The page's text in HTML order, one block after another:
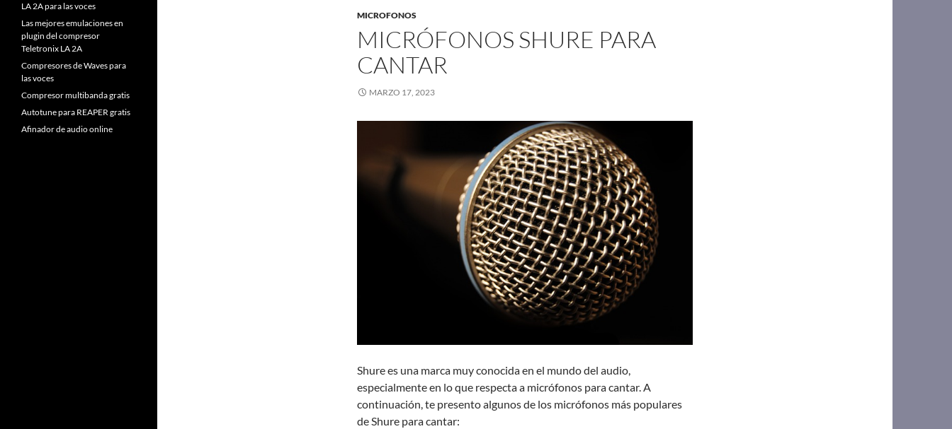
MICROFONOS
MICRÓFONOS SHURE PARA
CANTAR
MARZO 17, 2023
Shure es una marca muy conocida en el mundo del audio,
especialmente en lo que respecta a micrófonos para cantar. A
continuación, te presento algunos de los micrófonos más populares
de Shure para cantar:
LA 2A para las voces
Las mejores emulaciones en
plugin del compresor
Teletronix LA 2A
Compresores de Waves para
las voces
Compresor multibanda gratis
Autotune para REAPER gratis
Afinador de audio online